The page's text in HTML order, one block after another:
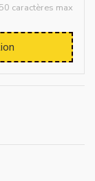
caractères max